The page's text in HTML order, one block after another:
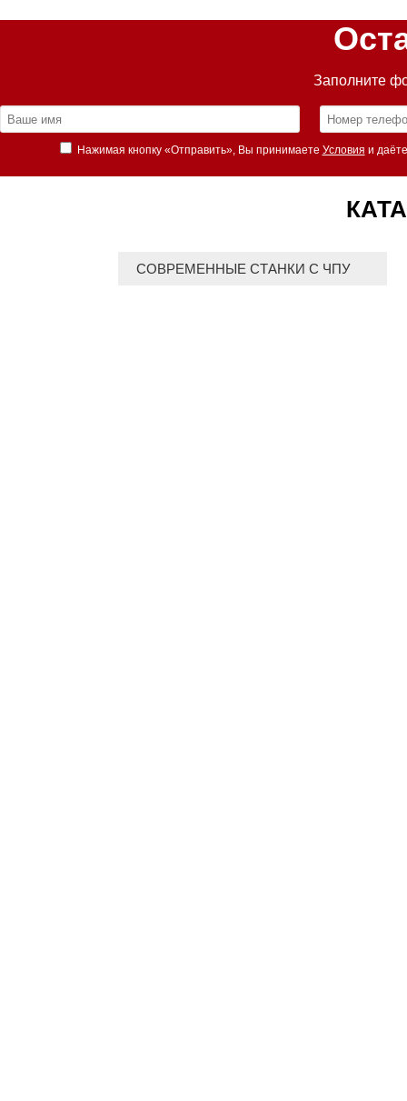
Заполните
Нажимая кнопку «Отправить», Вы принимаете Условия и
СОВРЕМЕННЫЕ СТАНКИ С ЧПУ